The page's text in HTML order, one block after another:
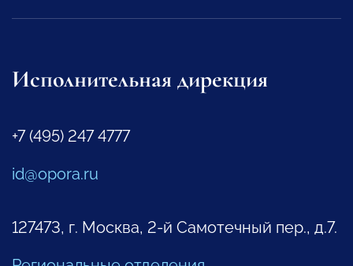
Исполнительная дирекция
+7 (495) 247 4777
id@opora.ru
127473, г. Москва, 2-й Самотечный пер., д.7.